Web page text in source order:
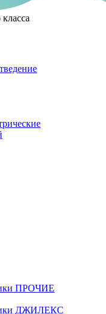
ПРОЧИЕ
ДЖИЛЕКС